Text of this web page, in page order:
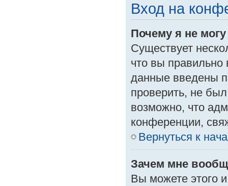
Вход на
Почему я не
Существует
что вы правильно
данные введены
проверить, не
возможно, что
конференции,
Вернуться к
Зачем мне
Вы можете этого и